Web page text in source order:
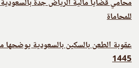
محامي قضايا مالية الرياض جدة
للمحاماة
عقوبة الطعن بالسكين بالسعودية يوضحها
1445